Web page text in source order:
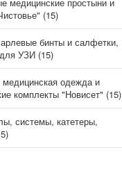
(15)
бинты и салфетки,
УЗИ (15)
медицинская одежда и
комплекты "Новисет" (15)
системы, катетеры,